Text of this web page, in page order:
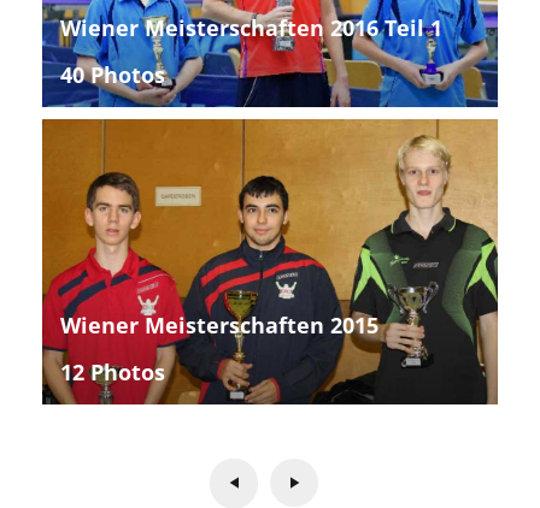
Wiener Meisterschaften 2016 Teil 1
40 Photos
Wiener Meisterschaften 2015
12 Photos